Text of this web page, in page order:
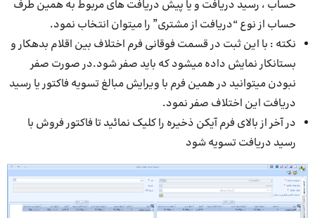
حساب ، رسید دریافت و یا پیش دریافت های مربوط به همین طرف
حساب از نوع “دریافت از مشتری” را میتوان انتخاب نمود.
نکته : با این ثبت در قسمت فوقانی فرم اختلاف بین اقلام بدهکار و
بستانکار نمایش داده میشود که باید صفر شود.در صورت صفر
نبودن میتوانید در همین فرم با ویرایش مبالغ تسویه فاکتور یا رسید
دریافت این اختلاف صفر نمود.
در آخر از بالای فرم آیکن ذخیره را کلیک نمائید تا فاکتور فروش با
رسید دریافت تسویه ‌شود